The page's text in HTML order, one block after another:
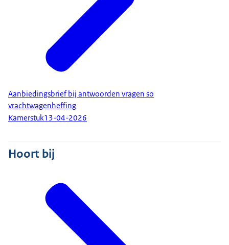
Aanbiedingsbrief bij antwoorden vragen so
vrachtwagenheffing
Kamerstuk13-04-2026
Hoort bij